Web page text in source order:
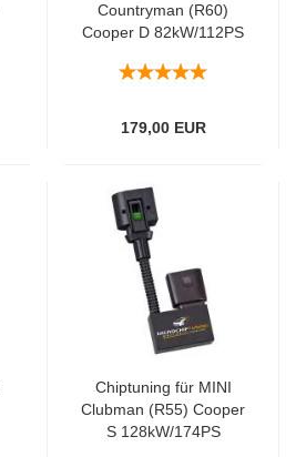
Countryman (R60)
Cooper D 82kW/112PS
179,00 EUR
Chiptuning für MINI
Clubman (R55) Cooper
S 128kW/174PS